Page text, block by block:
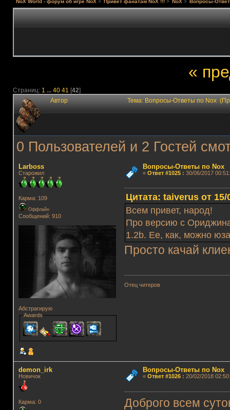
NoX World - форум об игре NoX > Привет фанатам NoX !!! > NoX > Вопросы-
«
Страниц: 1 ... 40 41 [42]
Автор Тема: Вопросы-Ответы по Nox
0 Пользователей и 2 Гостей
Lаrboss
Старожил
Карма: 109
Оффлайн
Сообщений: 910
Абстрагирую
Awards
Вопросы-Ответы по Nox
« Ответ #1025: 30/06/2017
Цитата: taiverus от 15/
Всем привет, народ!
Про версию с
1.2b. Ее, как, можно
Просто качай
Отец читеров
demon_irk
Новичок
Карма: 0
Вопросы-Ответы по Nox
« Ответ #1026: 20/02/2018
Доброго всем